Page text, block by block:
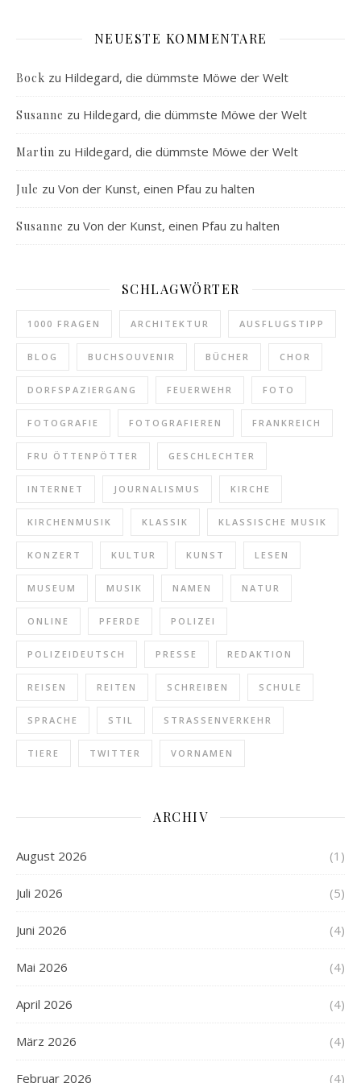
NEUESTE KOMMENTARE
Bock zu Hildegard, die dümmste Möwe der Welt
Susanne zu Hildegard, die dümmste Möwe der Welt
Martin zu Hildegard, die dümmste Möwe der Welt
Jule zu Von der Kunst, einen Pfau zu halten
Susanne zu Von der Kunst, einen Pfau zu halten
SCHLAGWÖRTER
1000 FRAGEN ARCHITEKTUR AUSFLUGSTIPP
BLOG BUCHSOUVENIR BÜCHER CHOR
DORFSPAZIERGANG FEUERWEHR FOTO
FOTOGRAFIE FOTOGRAFIEREN FRANKREICH
FRU ÖTTENPÖTTER GESCHLECHTER
INTERNET JOURNALISMUS KIRCHE
KIRCHENMUSIK KLASSIK KLASSISCHE MUSIK
KONZERT KULTUR KUNST LESEN
MUSEUM MUSIK NAMEN NATUR
ONLINE PFERDE POLIZEI
POLIZEIDEUTSCH PRESSE REDAKTION
REISEN REITEN SCHREIBEN SCHULE
SPRACHE STIL STRASSENVERKEHR
TIERE TWITTER VORNAMEN
ARCHIV
August 2026 (1)
Juli 2026 (5)
Juni 2026 (4)
Mai 2026 (4)
April 2026 (4)
März 2026 (4)
Februar 2026 (4)